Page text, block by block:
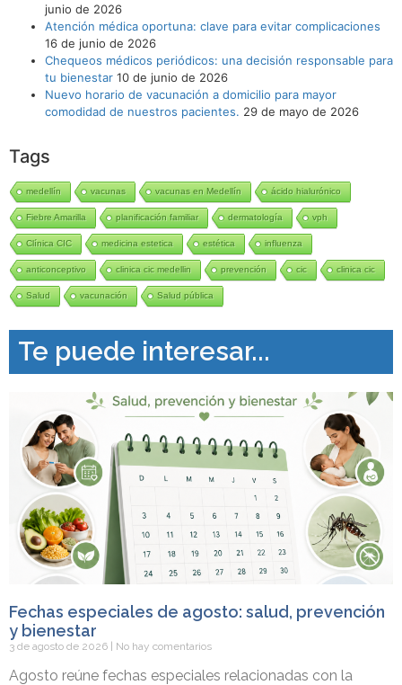
junio de 2026
Atención médica oportuna: clave para evitar complicaciones
16 de junio de 2026
Chequeos médicos periódicos: una decisión responsable para
tu bienestar 10 de junio de 2026
Nuevo horario de vacunación a domicilio para mayor
comodidad de nuestros pacientes. 29 de mayo de 2026
Tags
medellín vacunas vacunas en Medellín ácido hialurónico
Fiebre Amarilla planificación familiar dermatología vph
Clínica CIC medicina estetica estética influenza
anticonceptivo clinica cic medellin prevención cic clinica cic
Salud vacunación Salud pública
Te puede interesar...
Fechas especiales de agosto: salud, prevención
y bienestar
3 de agosto de 2026 No hay comentarios
Agosto reúne fechas especiales relacionadas con la